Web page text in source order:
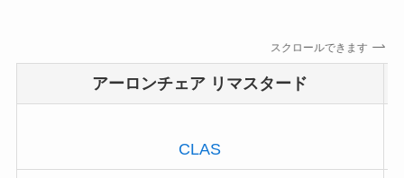
スクロールできます
アーロンチェア リマスタード
CLAS